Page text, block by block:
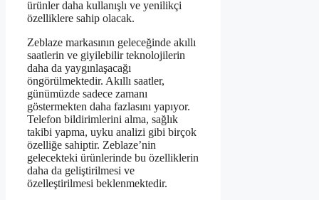
ürünler daha kullanışlı ve yenilikçi
özelliklere sahip olacak.
Zeblaze markasının geleceğinde akıllı
saatlerin ve giyilebilir teknolojilerin
daha da yaygınlaşacağı
öngörülmektedir. Akıllı saatler,
günümüzde sadece zamanı
göstermekten daha fazlasını yapıyor.
Telefon bildirimlerini alma, sağlık
takibi yapma, uyku analizi gibi birçok
özelliğe sahiptir. Zeblaze’nin
gelecekteki ürünlerinde bu özelliklerin
daha da geliştirilmesi ve
özelleştirilmesi beklenmektedir.